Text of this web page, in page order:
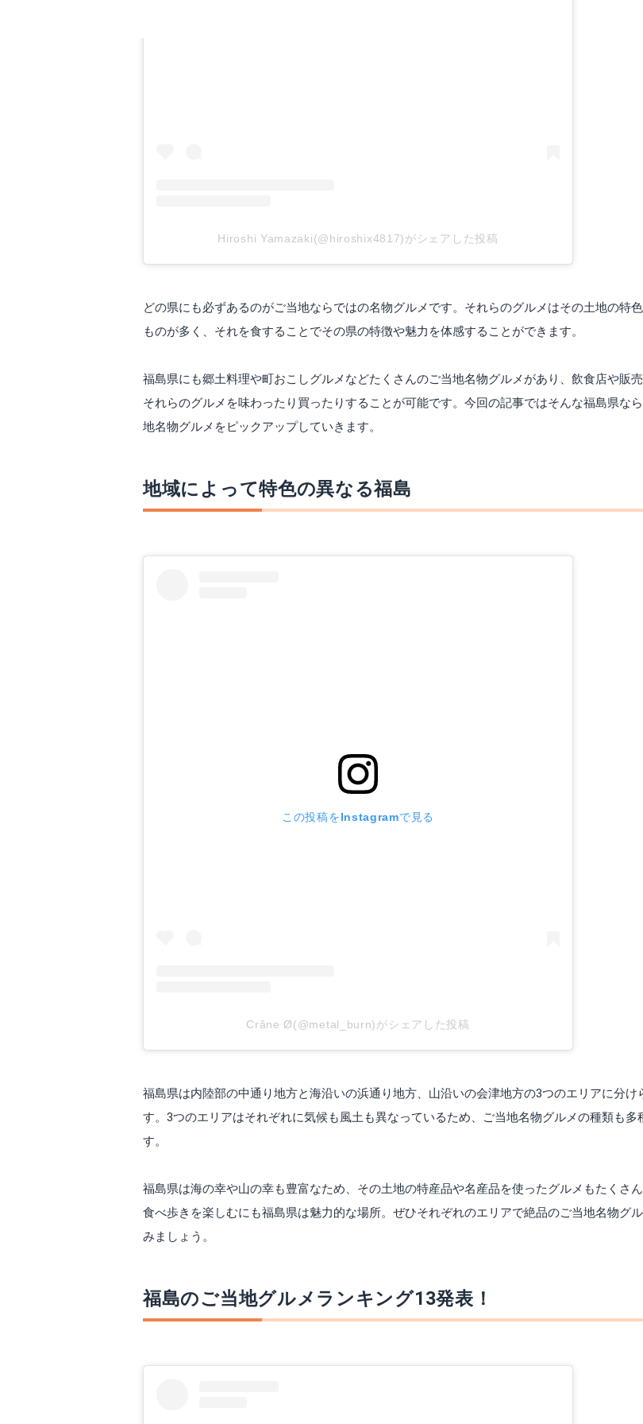
Hiroshi Yamazaki(@hiroshix4817)がシェアした投稿
どの県にも必ずあるのがご当地ならではの名物グルメです。それらのグルメはその土地の特
ものが多く、それを食することでその県の特徴や魅力を体感することができます。
福島県にも郷土料理や町おこしグルメなどたくさんのご当地名物グルメがあり、飲食店や販
それらのグルメを味わったり買ったりすることが可能です。今回の記事ではそんな福島県な
地名物グルメをピックアップしていきます。
地域によって特色の異なる福島
この投稿をInstagramで見る
Crâne Ø(@metal_burn)がシェアした投稿
福島県は内陸部の中通り地方と海沿いの浜通り地方、山沿いの会津地方の3つのエリアに分け
す。3つのエリアはそれぞれに気候も風土も異なっているため、ご当地名物グルメの種類も多
す。
福島県は海の幸や山の幸も豊富なため、その土地の特産品や名産品を使ったグルメもたくさん
食べ歩きを楽しむにも福島県は魅力的な場所。ぜひそれぞれのエリアで絶品のご当地名物グ
みましょう。
福島のご当地グルメランキング13発表！